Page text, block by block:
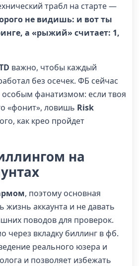
трабл на старте —
не видишь: и вот ты
а «рыжий» считает: 1,
важно, чтобы каждый
без осечек. ФБ сейчас
фанатизмом: если твоя
«фонит», ловишь Risk
как крео пройдет
на
, поэтому основная
жизнь аккаунта и не давать
поводов для проверок.
через вкладку биллинг в фб.
реального юзера и
и позволяет избежать